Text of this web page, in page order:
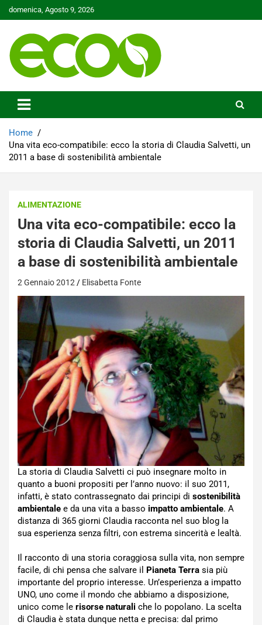
Skip
to
domenica, Agosto 9, 2026
Ecoo.it
Home
Una vita eco-compatibile: ecco la storia di Claudia Salvetti, un
2011 a base di sostenibilità ambientale
ALIMENTAZIONE
Una vita eco-compatibile: ecco la
storia di Claudia Salvetti, un 2011
a base di sostenibilità ambientale
2 Gennaio 2012 Elisabetta Fonte
La storia di Claudia Salvetti ci può insegnare molto in
quanto a buoni propositi per l’anno nuovo: il suo 2011,
infatti, è stato contrassegnato dai principi di sostenibilità
ambientale e da una vita a basso impatto ambientale. A
distanza di 365 giorni Claudia racconta nel suo blog la
sua esperienza senza filtri, con estrema sincerità e lealtà.
Il racconto di una storia coraggiosa sulla vita, non sempre
facile, di chi pensa che salvare il Pianeta Terra sia più
importante del proprio interesse. Un’esperienza a impatto
UNO, uno come il mondo che abbiamo a disposizione,
unico come le risorse naturali che lo popolano. La scelta
di Claudia è stata dunque netta e precisa: dal primo